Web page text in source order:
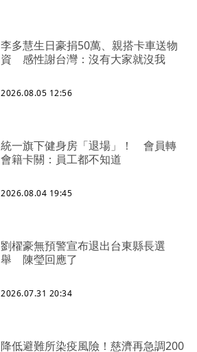
李多慧生日豪捐50萬、親搭卡車送物
資 感性謝台灣：沒有大家就沒我
2026.08.05 12:56
統一旗下健身房「退場」！ 會員轉
會籍卡關：員工都不知道
2026.08.04 19:45
劉櫂豪無預警宣布退出台東縣長選
舉 陳瑩回應了
2026.07.31 20:34
降低避難所染疫風險！慈濟再急調200